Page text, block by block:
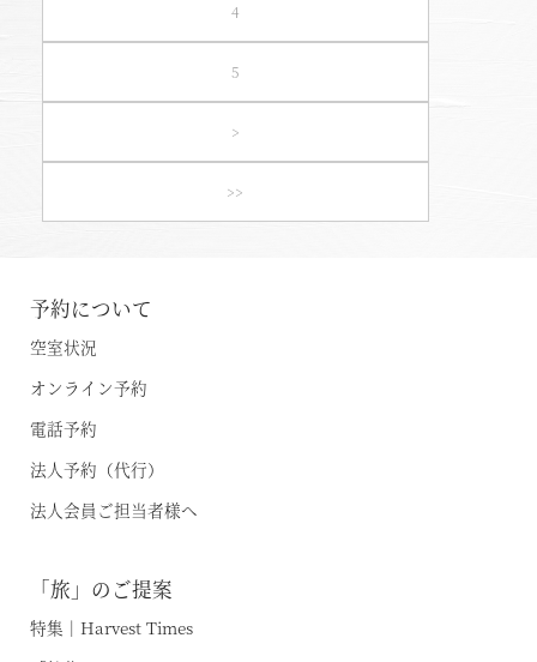
「特集」
スタッフブログ｜ただいま日和
SAVE HARVEST PROJECT
最新のお知らせ
宿泊プラン一覧
伊東
甲信エリア
山中湖マウント富士
旧軽井沢 / 旧軽井沢アネックス
蓼科
蓼科アネックス
4
5
>
>>
予約について
空室状況
オンライン予約
電話予約
法人予約（代行）
法人会員ご担当者様へ
「旅」のご提案
特集｜Harvest Times